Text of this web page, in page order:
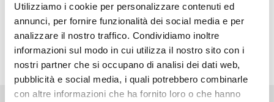
Utilizziamo i cookie per personalizzare contenuti ed
annunci, per fornire funzionalità dei social media e per
analizzare il nostro traffico. Condividiamo inoltre
informazioni sul modo in cui utilizza il nostro sito con i
nostri partner che si occupano di analisi dei dati web,
pubblicità e social media, i quali potrebbero combinarle
con altre informazioni che ha fornito loro o che hanno
sollevare la piastra senza difficoltà.